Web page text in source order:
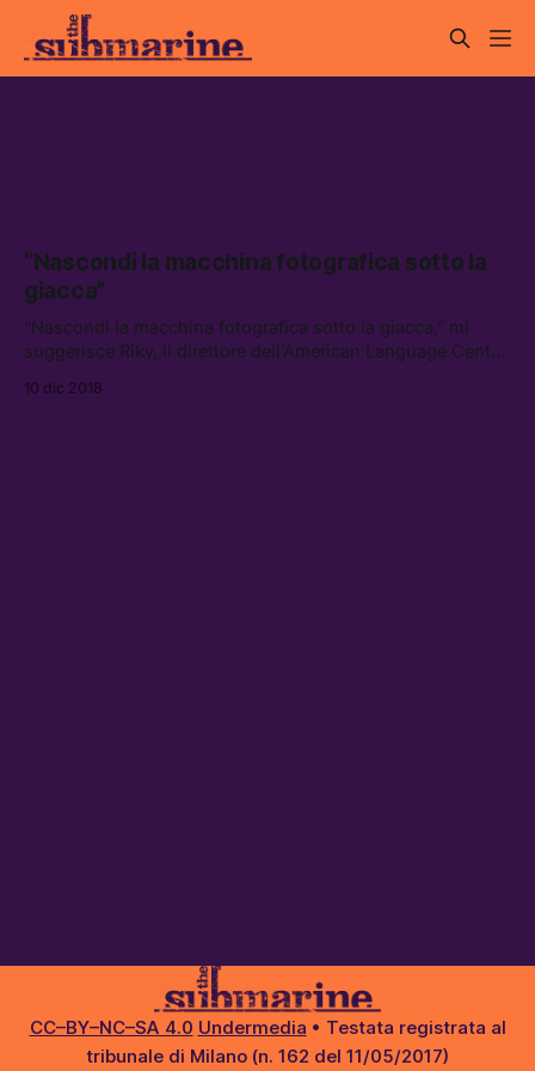
“Nascondi la macchina fotografica sotto la
giacca”
“Nascondi la macchina fotografica sotto la giacca,” mi
suggerisce Riky, il direttore dell’American Language Center
due occhi astuti che riesci raramente a penetrare.
10 dic 2018
CC–BY–NC–SA 4.0 Undermedia • Testata registrata al
tribunale di Milano (n. 162 del 11/05/2017)